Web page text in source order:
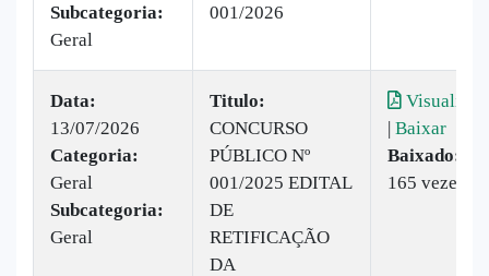
Subcategoria:
Geral
001/2026
Data:
13/07/2026
Categoria:
Geral
Subcategoria:
Geral
Titulo:
CONCURSO
PÚBLICO Nº
001/2025 EDITAL
DE
RETIFICAÇÃO
DA
Visualizar
| Baixar
Baixado:
165 vezes